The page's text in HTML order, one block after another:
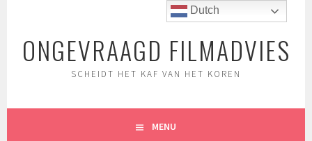
inhoudONGEVRAAGD FILMADVIES
SCHEIDT HET KAF VAN HET KOREN
MENU
Dutch